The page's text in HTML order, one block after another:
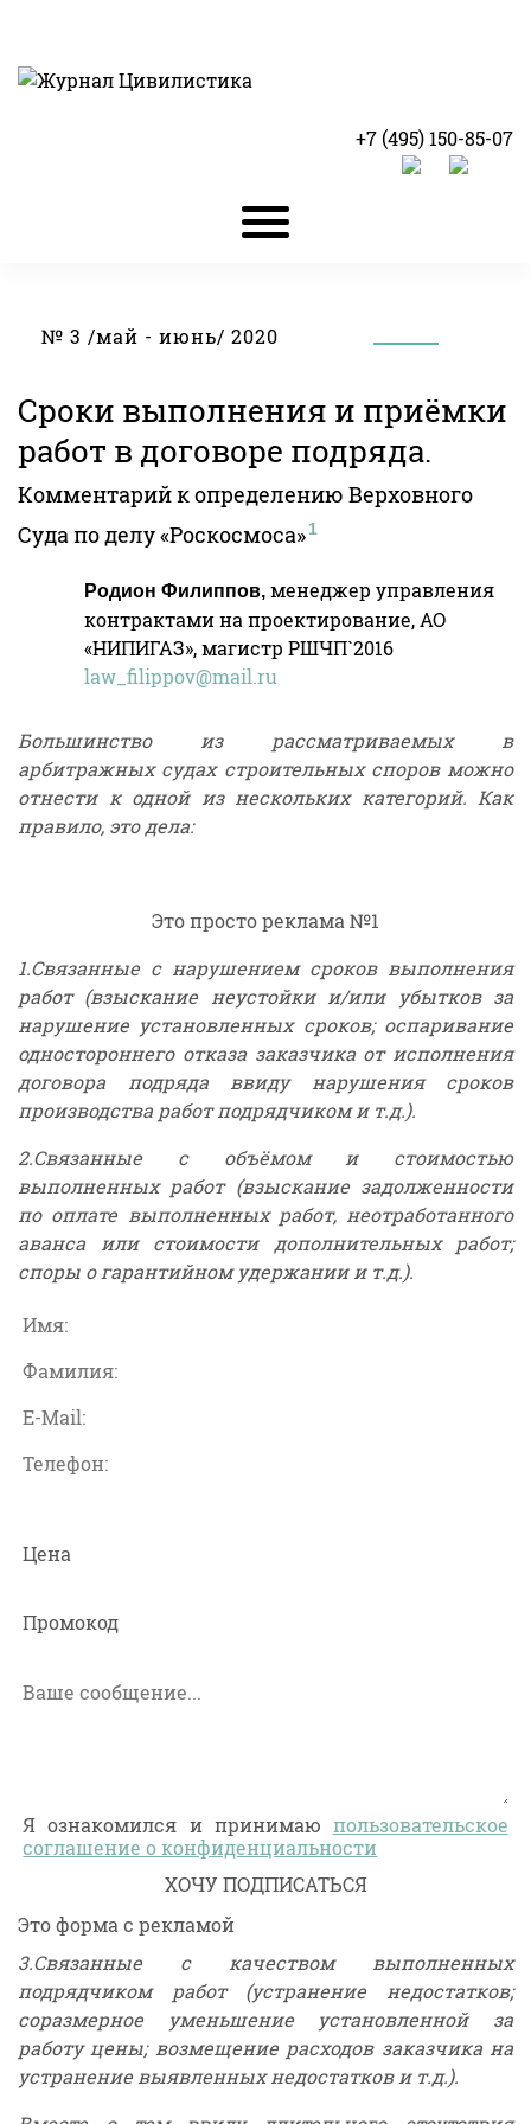
+7 (495) 150-85-07
№ 3 /май - июнь/ 2020
Сроки выполнения и приёмки
работ в договоре подряда.
Комментарий к определению Верховного
Суда по делу«Роскосмоса»
Родион Филиппов, менеджер управления
контрактами на проектирование, АО
«НИПИГАЗ», магистр РШЧП`2016
law_filippov@mail.ru
Большинство из рассматриваемых в
арбитражных судах строительных споров можно
отнести к одной из нескольких категорий. Как
правило, это дела:
Это просто реклама №1
1.Связанные с нарушением сроков выполнения
работ (взыскание неустойки и/или убытков за
нарушение установленных сроков; оспаривание
одностороннего отказа заказчика от исполнения
договора подряда ввиду нарушения сроков
производства работ подрядчиком и т.д.).
2.Связанные с объёмом и стоимостью
выполненных работ (взыскание задолженности
по оплате выполненных работ, неотработанного
аванса или стоимости дополнительных работ;
споры о гарантийном удержании и т.д.).
Цена
Промокод
Я ознакомился и принимаю пользовательское
соглашение о конфиденциальности
Это форма с рекламой
3.Связанные с качеством выполненных
подрядчиком работ (устранение недостатков;
соразмерное уменьшение установленной за
работу цены; возмещение расходов заказчика на
устранение выявленных недостатков и т.д.).